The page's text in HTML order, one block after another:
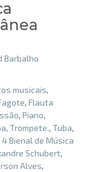
Barbalho
musicais,
, Flauta
, Piano,
, Trompete., Tuba,
4 Bienal de Música
Schubert,
Alves,